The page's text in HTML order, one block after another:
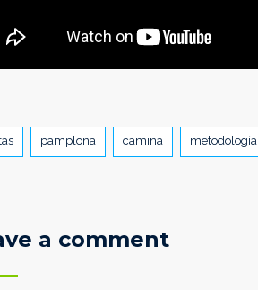
pamplona camina metodología
a comment